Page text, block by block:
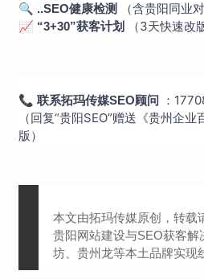
🔍 ..SEO健康检测
（含贵阳同业
📈 “3+30”获客计划 （3天快速改
📞联系拓玛传媒SEO顾问
：
（回复“贵阳SEO”赠送《贵州企
版）
本文由拓玛传媒原创，转载
贵阳网站建设与SEO获客解
坊、贵州龙等本土品牌实现